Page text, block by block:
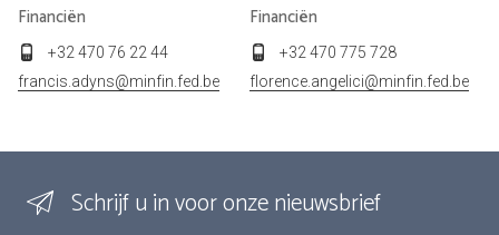
Financiën
+32 470 76 22 44
francis.adyns@minfin.fed.be
Financiën
+32 470 775 728
florence.angelici@minfin.fed.be
Schrijf u in voor onze nieuwsbrief